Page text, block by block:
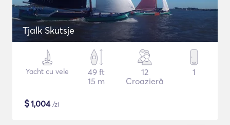
Tjalk Skutsje
Yacht cu vele
49 ft
15 m
12
Croazieră
1
$1,004/zi